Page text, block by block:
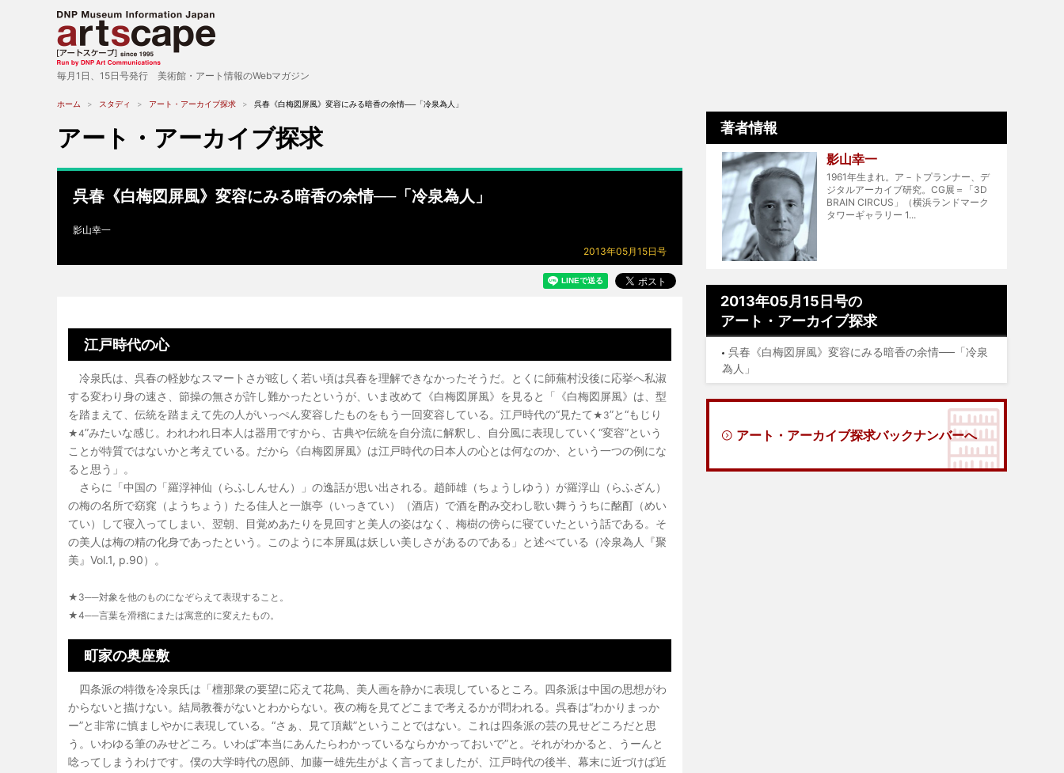
ホーム スタディ アート・アーカイブ探求 呉春《白梅図屏風》変容にみる暗香の余情──「冷泉為人」
アート・アーカイブ探求
呉春《白梅図屏風》変容にみる暗香の余情──「冷泉為人」
影山幸一
2013年05月15日号
江戸時代の心
冷泉氏は、呉春の軽妙なスマートさが眩しく若い頃は呉春を理解できなかったそうだ。とくに師蕪村没後に応挙へ私淑
する変わり身の速さ、節操の無さが許し難かったというが、いま改めて《白梅図屏風》を見ると「《白梅図屏風》は、型
を踏まえて、伝統を踏まえて先の人がいっぺん変容したものをもう一回変容している。江戸時代の“見たて ★3”と“もじり
★4”みたいな感じ。われわれ日本人は器用ですから、古典や伝統を自分流に解釈し、自分風に表現していく“変容”という
ことが特質ではないかと考えている。だから《白梅図屏風》は江戸時代の日本人の心とは何なのか、という一つの例にな
ると思う」。
さらに「中国の「羅浮神仙（らふしんせん）」の逸話が思い出される。趙師雄（ちょうしゆう）が羅浮山（らふざん）
の梅の名所で窈窕（ようちょう）たる佳人と一旗亭（いっきてい）（酒店）で酒を酌み交わし歌い舞ううちに酩酊（めい
てい）して寝入ってしまい、翌朝、目覚めあたりを見回すと美人の姿はなく、梅樹の傍らに寝ていたという話である。そ
の美人は梅の精の化身であったという。このように本屏風は妖しい美しさがあるのである」と述べている（冷泉為人『聚
美』Vol.1, p.90）。
★3──対象を他のものになぞらえて表現すること。
★4──言葉を滑稽にまたは寓意的に変えたもの。
町家の奥座敷
四条派の特徴を冷泉氏は「檀那衆の要望に応えて花鳥、美人画を静かに表現しているところ。四条派は中国の思想がわ
からないと描けない。結局教養がないとわからない。夜の梅を見てどこまで考えるかが問われる。呉春は“わかりまっか
ー”と非常に慎ましやかに表現している。“さぁ、見て頂戴”ということではない。これは四条派の芸の見せどころだと思
う。いわゆる筆のみせどころ。いわば“本当にあんたらわかっているならかかっておいで”と。それがわかると、うーんと
唸ってしまうわけです。僕の大学時代の恩師、加藤一雄先生がよく言ってましたが、江戸時代の後半、幕末に近づけば近
著者情報
影山幸一
1961年生まれ。ア－トプランナー、デ
ジタルアーカイブ研究。CG展＝「3D
BRAIN CIRCUS」（横浜ランドマーク
タワーギャラリー 1...
2013年05月15日号の
アート・アーカイブ探求
呉春《白梅図屏風》変容にみる暗香の余情──「冷泉
為人」
アート・アーカイブ探求バックナンバーへ
毎月1日、15日号発行 美術館・アート情報のWebマガジン